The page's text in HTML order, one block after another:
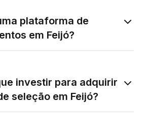
plataforma de
em Feijó?
investir para adquirir
seleção em Feijó?